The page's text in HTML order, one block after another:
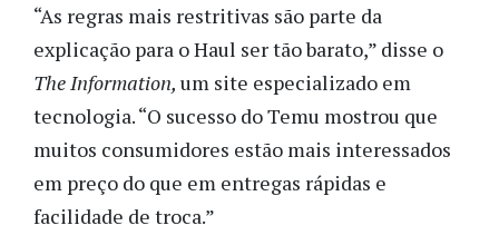
“As regras mais restritivas são parte da
explicação para o Haul ser tão barato,” disse o
The Information, um site especializado em
tecnologia. “O sucesso do Temu mostrou que
muitos consumidores estão mais interessados
em preço do que em entregas rápidas e
facilidade de troca.”